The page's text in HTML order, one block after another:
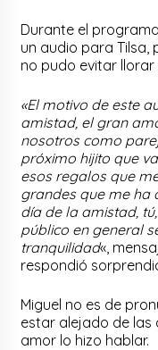
Durante el
un audio para Tilsa,
no pudo evitar
«El motivo de este
amistad, el gran
nosotros como
próximo hijito que
esos regalos que
grandes que me ha
día de la amistad,
público en general
tranquilidad«,
respondió
Miguel no es de
estar alejado de las
amor lo hizo hablar.